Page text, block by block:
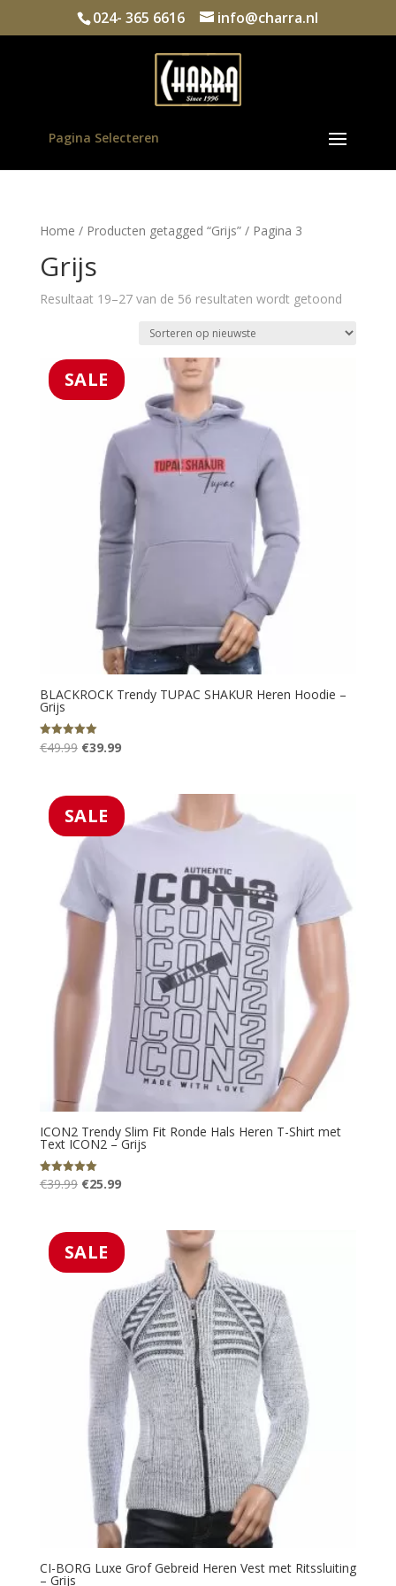
024- 365 6616 info@charra.nl
Pagina Selecteren
Home / Producten getagged “Grijs”/ Pagina 3
Grijs
Resultaat 19–27 van de 56 resultaten wordt getoond
nieuwste
SALE
BLACKROCK Trendy TUPAC SHAKUR Heren Hoodie –
Grijs
Gewaardeerd
5.00
€49.99 Oorspronkelijke
€49.99.
€39.99Huidige
€39.99.
SALE
ICON2 Trendy Slim Fit Ronde Hals Heren T-Shirt met
Text ICON2 – Grijs
Gewaardeerd
5.00
€39.99 Oorspronkelijke
€39.99.
€25.99Huidige
€25.99.
SALE
CI-BORG Luxe Grof Gebreid Heren Vest met Ritssluiting
– Grijs